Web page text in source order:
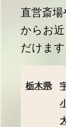
直営斎
からお
だけます
栃木県